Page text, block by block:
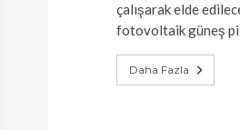
çalışarak elde
fotovoltaik güneş
Daha Fazla